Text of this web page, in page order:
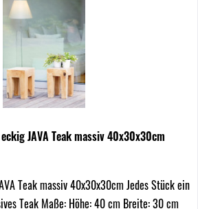
JAVA Teak massiv 40x30x30cm
Teak massiv 40x30x30cm Jedes Stück ein
Teak Maße: Höhe: 40 cm Breite: 30 cm